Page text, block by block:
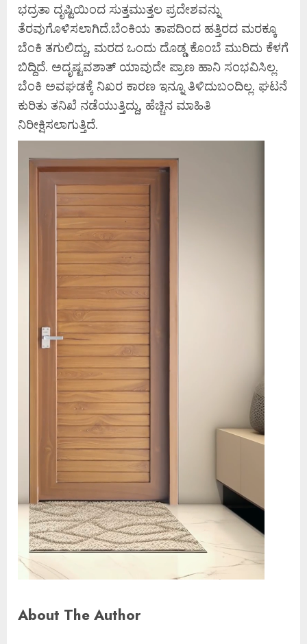
ಭದ್ರತಾ ದೃಷ್ಟಿಯಿಂದ ಸುತ್ತಮುತ್ತಲ ಪ್ರದೇಶವನ್ನು
ತೆರವುಗೊಳಿಸಲಾಗಿದೆ.ಬೆಂಕಿಯ ತಾಪದಿಂದ ಹತ್ತಿರದ ಮರಕ್ಕೂ
ಬೆಂಕಿ ತಗುಲಿದ್ದು, ಮರದ ಒಂದು ದೊಡ್ಡ ಕೊಂಬೆ ಮುರಿದು ಕೆಳಗೆ
ಬಿದ್ದಿದೆ. ಅದೃಷ್ಟವಶಾತ್ ಯಾವುದೇ ಪ್ರಾಣ ಹಾನಿ ಸಂಭವಿಸಿಲ್ಲ.
ಬೆಂಕಿ ಅವಘಡಕ್ಕೆ ನಿಖರ ಕಾರಣ ಇನ್ನೂ ತಿಳಿದುಬಂದಿಲ್ಲ. ಘಟನೆ
ಕುರಿತು ತನಿಖೆ ನಡೆಯುತ್ತಿದ್ದು, ಹೆಚ್ಚಿನ ಮಾಹಿತಿ
ನಿರೀಕ್ಷಿಸಲಾಗುತ್ತಿದೆ.
About The Author